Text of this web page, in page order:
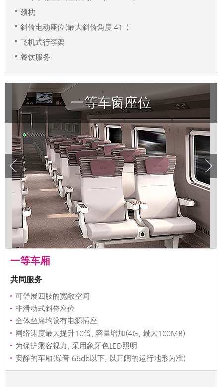
颈枕
斜倚电动座位(最大斜倚角度 41°)
飞机式行李架
餐饮服务
一等车窗座位
一等车厢
共同服务
可舒展四肢的宽敞空间
非滑动式斜倚座位
全体坐席均设有电源插座
网络速度最大提升10倍, 容量增加(4G, 最大100MB)
为保护乘客视力, 采用象牙色LED照明
安静的车厢(噪音 66db以下, 以开阔的运行地形为准)